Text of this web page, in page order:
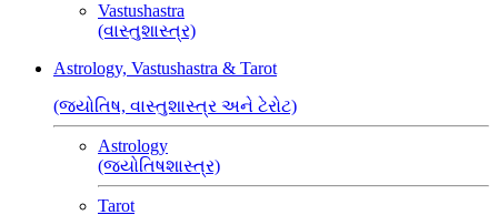
Vastushastra
(વાસ્તુશાસ્ત્ર)
Astrology, Vastushastra & Tarot
(જ્યોતિષ, વાસ્તુશાસ્ત્ર અને ટેરોટ)
Astrology
(જ્યોતિષશાસ્ત્ર)
Tarot